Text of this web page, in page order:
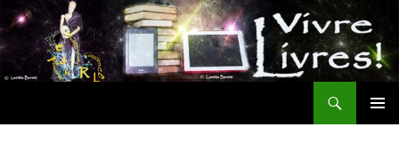
Aller
au
contenu